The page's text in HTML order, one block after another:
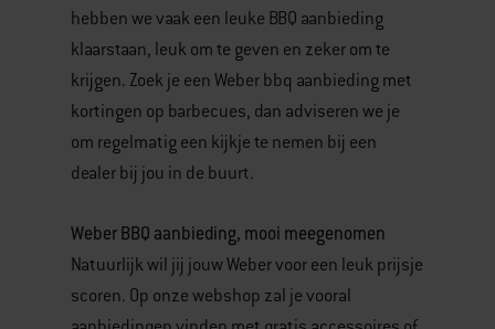
hebben we vaak een leuke BBQ aanbieding
klaarstaan, leuk om te geven en zeker om te
krijgen. Zoek je een Weber bbq aanbieding met
kortingen op barbecues, dan adviseren we je
om regelmatig een kijkje te nemen bij een
dealer bij jou in de buurt.
Weber BBQ aanbieding, mooi meegenomen
Natuurlijk wil jij jouw Weber voor een leuk prijsje
scoren. Op onze webshop zal je vooral